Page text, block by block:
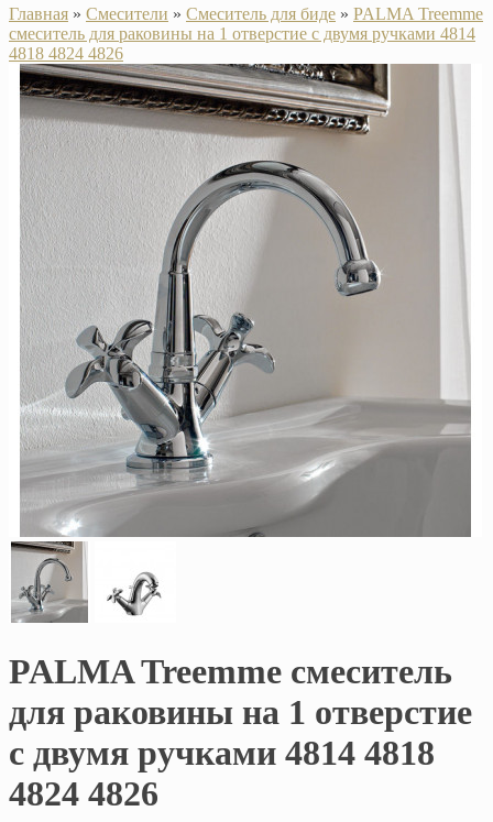
Главная » Смесители » Смеситель для биде » PALMA Treemme
смеситель для раковины на 1 отверстие с двумя ручками 4814
4818 4824 4826
PALMA Treemme смеситель
для раковины на 1 отверстие
с двумя ручками 4814 4818
4824 4826